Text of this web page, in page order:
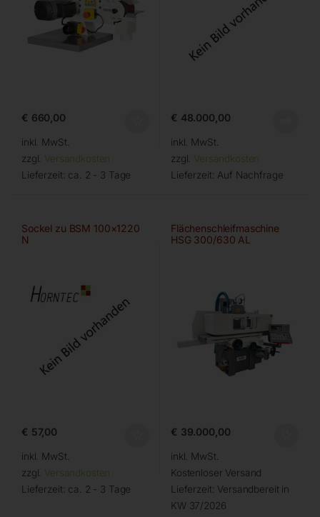
€ 660,00
inkl. MwSt.
zzgl. Versandkosten
Lieferzeit: ca. 2 - 3 Tage
€ 48.000,00
inkl. MwSt.
zzgl. Versandkosten
Lieferzeit: Auf Nachfrage
Sockel zu BSM 100×1220
N
€ 57,00
inkl. MwSt.
zzgl. Versandkosten
Lieferzeit: ca. 2 - 3 Tage
Flächenschleifmaschine
HSG 300/630 AL
€ 39.000,00
inkl. MwSt.
Kostenloser Versand
Lieferzeit: Versandbereit in
KW 37/2026